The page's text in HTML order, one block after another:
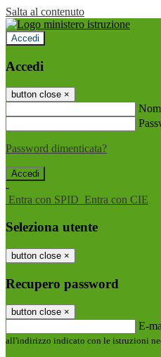
Salta al contenuto
Accedi
Accedi
button close ×
Password dimenticata?
-
Entra con SPID Entra con CIE
Seleziona utente
button close ×
Recupero password
button close ×
E-
all'indirizzo indicato con le istruzioni